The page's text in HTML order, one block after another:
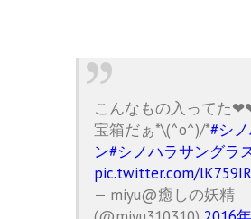
こんなもの入ってた
宝箱だぁ*\(^o^)/*#シ
ン#シノハラサングラ
pic.twitter.com/
— miyu@癒しの妖精